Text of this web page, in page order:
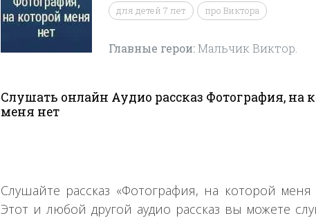
для детей 7 лет
про Виктора
Главные герои:Мальчик Виктор.
Слушать онлайн Аудио рассказ Фотография, на
меня нет
Слушайте рассказ «Фотография, на которой
Этот и любой другой аудио рассказ вы можете